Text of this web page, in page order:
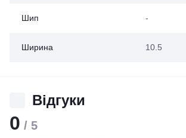
Шип -
Ширина 10.5
Відгуки
0 / 5